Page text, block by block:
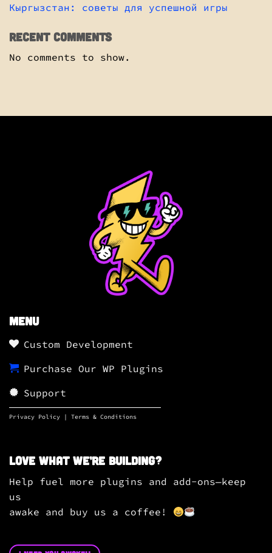
Кыргызстан: советы для успешной игры
Recent Comments
No comments to show.
Menu
Custom Development
Purchase Our WP Plugins
Support
Privacy Policy | Terms & Conditions
Love what we’re building?
Help fuel more plugins and add-ons—keep
us
awake and buy us a coffee!